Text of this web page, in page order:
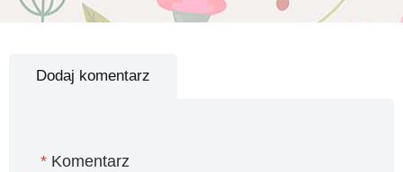
Dodaj komentarz
Komentarz
*